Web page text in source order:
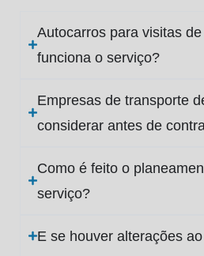
Autocarros para visitas
funciona o serviço?
Empresas de transporte
considerar antes de
Como é feito o
serviço?
E se houver alterações